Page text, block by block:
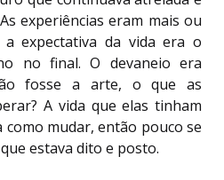
experiências eram mais ou
a expectativa da vida era o
no final. O devaneio era
fosse a arte, o que as
A vida que elas tinham
como mudar, então pouco se
estava dito e posto.